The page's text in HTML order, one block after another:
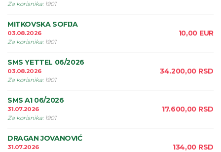
Za korisnika: 1901
MITKOVSKA SOFIJA
03.08.2026
Za korisnika: 1901
10,00 EUR
SMS YETTEL 06/2026
03.08.2026
Za korisnika: 1901
34.200,00 RSD
SMS A1 06/2026
31.07.2026
Za korisnika: 1901
17.600,00 RSD
DRAGAN JOVANOVIĆ
31.07.2026
134,00 RSD